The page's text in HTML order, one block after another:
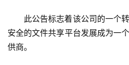
此公告标志着该公司的一个
安全的文件共享平台发展成为一
供商。